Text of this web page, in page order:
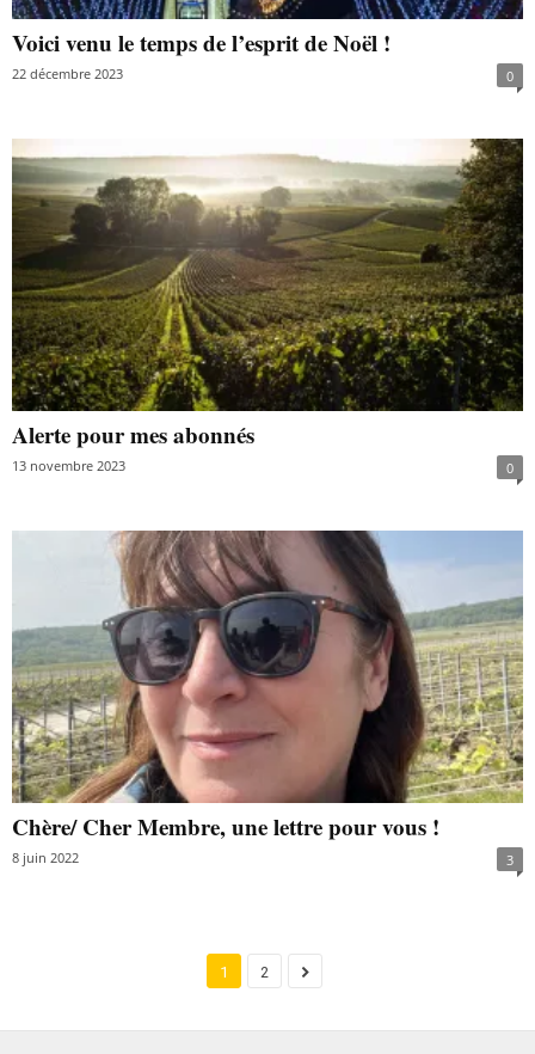
Voici venu le temps de l’esprit de Noël !
22 décembre 2023 0
Alerte pour mes abonnés
13 novembre 2023 0
Chère/ Cher Membre, une lettre pour vous !
8 juin 2022 3
1 2